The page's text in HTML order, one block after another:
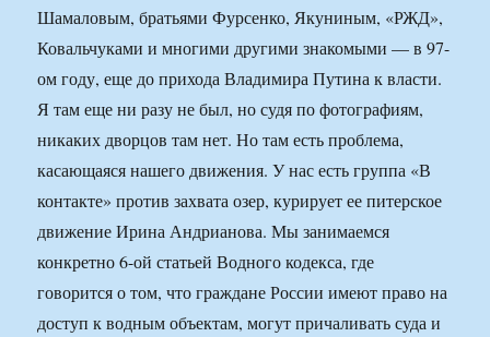
Шамаловым, братьями Фурсенко, Якуниным, «РЖД»,
Ковальчуками и многими другими знакомыми — в 97-
ом году, еще до прихода Владимира Путина к власти.
Я там еще ни разу не был, но судя по фотографиям,
никаких дворцов там нет. Но там есть проблема,
касающаяся нашего движения. У нас есть группа «В
контакте» против захвата озер, курирует ее питерское
движение Ирина Андрианова. Мы занимаемся
конкретно 6-ой статьей Водного кодекса, где
говорится о том, что граждане России имеют право на
доступ к водным объектам, могут причаливать суда и